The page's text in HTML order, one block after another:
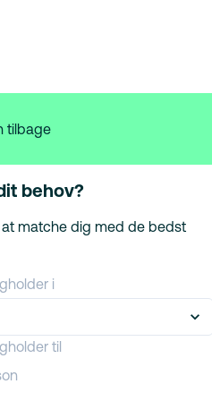
tilbage
behov?
matche dig med de bedst
i
til